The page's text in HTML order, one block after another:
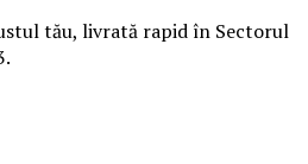
tău, livrată rapid în Sectorul